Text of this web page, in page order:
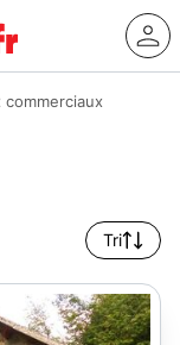
commerciaux
Tri